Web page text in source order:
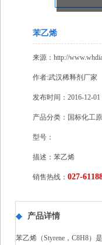
苯乙烯
来源：http://
作者:武汉稀释剂厂家
发布时间：2016-12-01
产品分类：国标化工
型号：
描述：苯乙烯
销售热线： 027-
产品详情
苯乙烯（Styrene，C8H8）